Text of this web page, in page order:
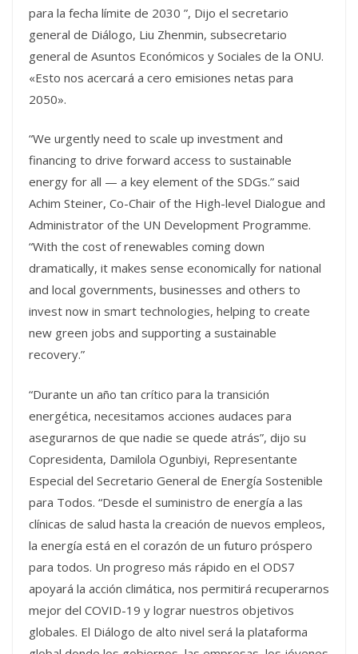
para la fecha límite de 2030 ”, Dijo el secretario
general de Diálogo, Liu Zhenmin, subsecretario
general de Asuntos Económicos y Sociales de la ONU.
«Esto nos acercará a cero emisiones netas para
2050».
“We urgently need to scale up investment and
financing to drive forward access to sustainable
energy for all — a key element of the SDGs.” said
Achim Steiner, Co-Chair of the High-level Dialogue and
Administrator of the UN Development Programme.
“With the cost of renewables coming down
dramatically, it makes sense economically for national
and local governments, businesses and others to
invest now in smart technologies, helping to create
new green jobs and supporting a sustainable
recovery.”
“Durante un año tan crítico para la transición
energética, necesitamos acciones audaces para
asegurarnos de que nadie se quede atrás”, dijo su
Copresidenta, Damilola Ogunbiyi, Representante
Especial del Secretario General de Energía Sostenible
para Todos. “Desde el suministro de energía a las
clínicas de salud hasta la creación de nuevos empleos,
la energía está en el corazón de un futuro próspero
para todos. Un progreso más rápido en el ODS7
apoyará la acción climática, nos permitirá recuperarnos
mejor del COVID-19 y lograr nuestros objetivos
globales. El Diálogo de alto nivel será la plataforma